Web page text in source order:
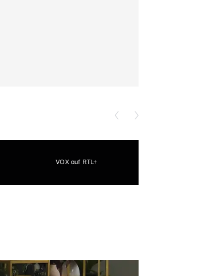
VOX auf RTL+